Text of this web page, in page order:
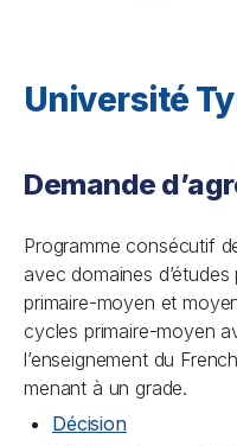
Université
Demande
Programme consécutif
avec domaines
primaire-moyen et
cycles primaire-moyen
l’enseignement du
menant à un grade.
Décision